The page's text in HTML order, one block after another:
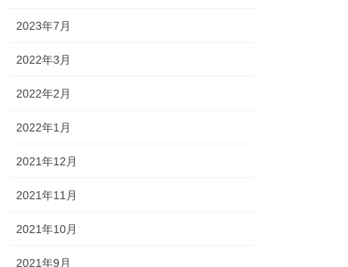
2023年7月
2022年3月
2022年2月
2022年1月
2021年12月
2021年11月
2021年10月
2021年9月